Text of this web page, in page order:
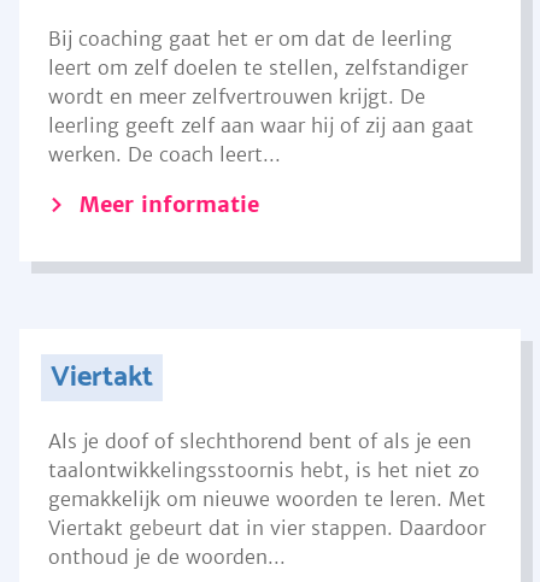
Bij coaching gaat het er om dat de leerling
leert om zelf doelen te stellen, zelfstandiger
wordt en meer zelfvertrouwen krijgt. De
leerling geeft zelf aan waar hij of zij aan gaat
werken. De coach leert...
Meer informatie
Viertakt
Als je doof of slechthorend bent of als je een
taalontwikkelingsstoornis hebt, is het niet zo
gemakkelijk om nieuwe woorden te leren. Met
Viertakt gebeurt dat in vier stappen. Daardoor
onthoud je de woorden...